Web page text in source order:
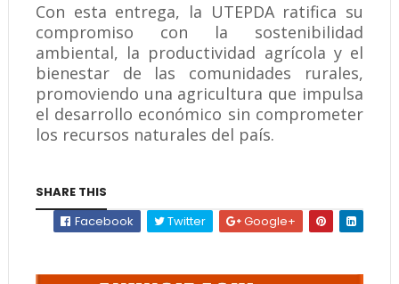
Con esta entrega, la UTEPDA ratifica su
compromiso con la sostenibilidad
ambiental, la productividad agrícola y el
bienestar de las comunidades rurales,
promoviendo una agricultura que impulsa
el desarrollo económico sin comprometer
los recursos naturales del país.
SHARE THIS
Facebook
Twitter Google+